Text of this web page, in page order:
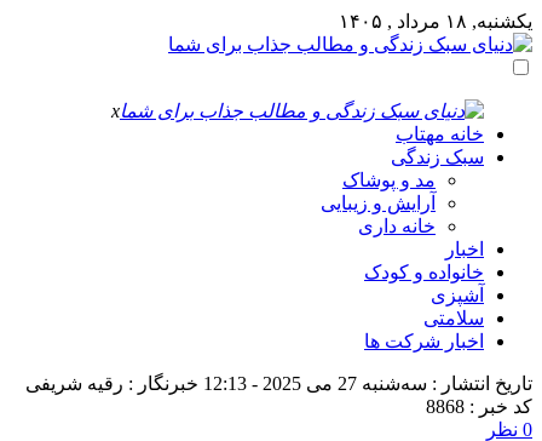
یکشنبه, ۱۸ مرداد , ۱۴۰۵
x
خانه مهتاب
سبک زندگی
مد و پوشاک
آرایش و زیبایی
خانه داری
اخبار
خانواده و کودک
آشپزی
سلامتی
اخبار شرکت ها
تاریخ انتشار : سه‌شنبه 27 می 2025 - 12:13
خبرنگار : رقیه شریفی
کد خبر : 8868
0 نظر